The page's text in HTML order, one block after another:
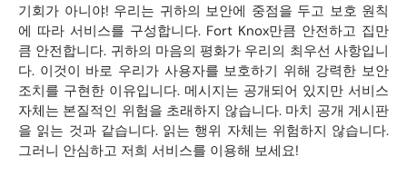
기회가 아니야! 우리는 귀하의 보안에 중점을 두고 보호 원칙
에 따라 서비스를 구성합니다. Fort Knox만큼 안전하고 집만
큼 안전합니다. 귀하의 마음의 평화가 우리의 최우선 사항입니
다. 이것이 바로 우리가 사용자를 보호하기 위해 강력한 보안
조치를 구현한 이유입니다. 메시지는 공개되어 있지만 서비스
자체는 본질적인 위험을 초래하지 않습니다. 마치 공개 게시판
을 읽는 것과 같습니다. 읽는 행위 자체는 위험하지 않습니다.
그러니 안심하고 저희 서비스를 이용해 보세요!